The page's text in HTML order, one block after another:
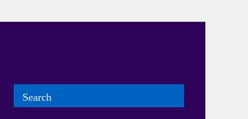
Search